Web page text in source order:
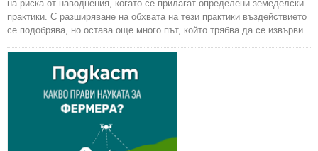
на риска от наводнения, когато се прилагат определени земеделски
практики. С разширяване на обхвата на тези практики въздействието
се подобрява, но остава още много път, който трябва да се извърви.